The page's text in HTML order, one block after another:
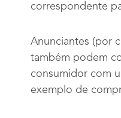
correspondente
Anunciantes (por
também podem
consumidor com
exemplo de